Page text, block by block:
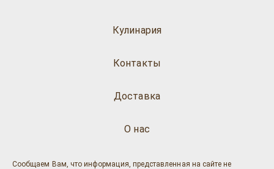
Кулинария
О нас
Доставка
Контакты
Сообщаем Вам, что информация, представленная на сайте не